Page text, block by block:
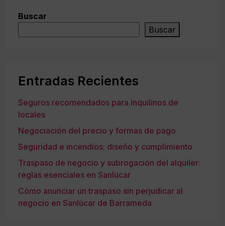
Buscar
Buscar
Entradas Recientes
Seguros recomendados para inquilinos de
locales
Negociación del precio y formas de pago
Seguridad e incendios: diseño y cumplimiento
Traspaso de negocio y subrogación del alquiler:
reglas esenciales en Sanlúcar
Cómo anunciar un traspaso sin perjudicar al
negocio en Sanlúcar de Barrameda